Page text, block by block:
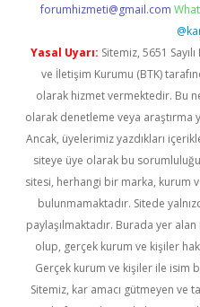
forumhizmeti@gmail.com
Yasal Uyarı: Sitemiz, 5651
ve İletişim Kurumu (BTK)
olarak hizmet vermektedir. Bu
olarak denetleme veya araştırma
Ancak, üyelerimiz yazdıkları
siteye üye olarak bu
sitesi, herhangi bir marka, kurum
bulunmamaktadır. Sitede
paylaşılmaktadır. Burada yer
olup, gerçek kurum ve kişiler
Gerçek kurum ve kişiler ile isim
Sitemiz, kar amacı gütmeyen ve